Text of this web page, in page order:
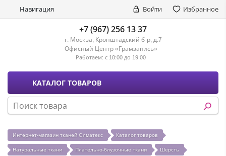
Навигация Войти Избранное
+7 (967) 256 13 37
г. Москва, Кронштадский б-р, д.7
Офисный Центр «Грамзапись»
Работаем: с 10:00 до 19:00
КАТАЛОГ ТОВАРОВ
Интернет-магазин тканей Олматекс Каталог товаров
Натуральные ткани Плательно-блузочные ткани Шерсть